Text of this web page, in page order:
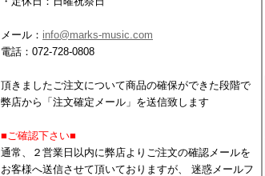
メール： info@marks-music.com
電話：072-728-0808
頂きましたご注文について商品の確保ができた段階で
弊店から「注文確定メール」を送信致します
■ご確認下さい■
通常、２営業日以内に弊店よりご注文の確認メールを
お客様へ送信させて頂いておりますが、 迷惑メールフ